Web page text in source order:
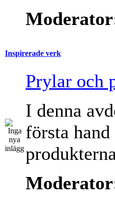
Inspirerade verk
Prylar och
I denna
första